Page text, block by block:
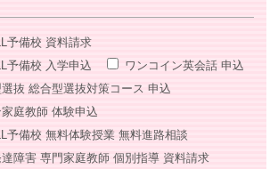
予備校 資料請求
予備校 入学申込
ワンコイン英会話 申込
抜 総合型選抜対策コース 申込
庭教師 体験申込
予備校 無料体験授業 無料進路相談
障害 専門家庭教師 個別指導 資料請求